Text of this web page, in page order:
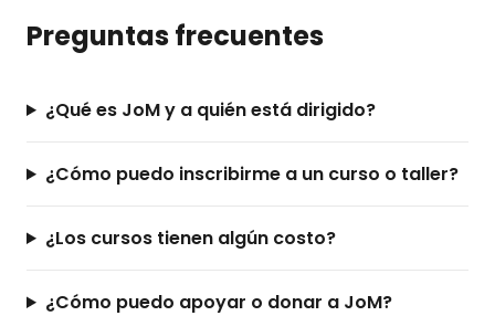
Preguntas frecuentes
¿Qué es JoM y a quién está dirigido?
¿Cómo puedo inscribirme a un curso o taller?
¿Los cursos tienen algún costo?
¿Cómo puedo apoyar o donar a JoM?